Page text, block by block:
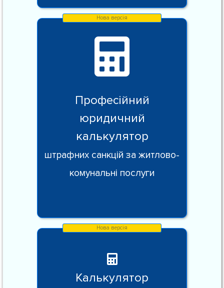
Професійний
юридичний
калькулятор
штрафних санкцій за житлово-
комунальні послуги
Калькулятор